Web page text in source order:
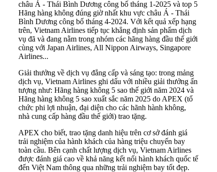
châu Á - Thái Bình Dương công bố tháng 1-2025 và top 5
Hãng hàng không đúng giờ nhất khu vực châu Á - Thái
Bình Dương công bố tháng 4-2024. Với kết quả xếp hạng
trên, Vietnam Airlines tiếp tục khẳng định sản phẩm dịch
vụ đã và đang nằm trong nhóm các hãng hàng đầu thế giới
cùng với Japan Airlines, All Nippon Airways, Singapore
Airlines...
Giải thưởng về dịch vụ đẳng cấp và sáng tạo: trong mảng
dịch vụ, Vietnam Airlines ghi dấu với nhiều giải thưởng ấn
tượng như: Hãng hàng không 5 sao thế giới năm 2024 và
Hãng hàng không 5 sao xuất sắc năm 2025 do APEX (tổ
chức phi lợi nhuận, đại diện cho các hãnh hành không,
nhà cung cấp hàng đầu thế giới) trao tặng.
APEX cho biết, trao tặng danh hiệu trên cơ sở đánh giá
trải nghiệm của hành khách của hàng triệu chuyến bay
toàn cầu. Bên cạnh chất lượng dịch vụ, Vietnam Airlines
được đánh giá cao về khả năng kết nối hành khách quốc tế
đến Việt Nam thông qua những trải nghiệm bay tốt đẹp.